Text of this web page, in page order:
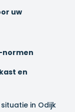
uw
normen
en
in Odijk